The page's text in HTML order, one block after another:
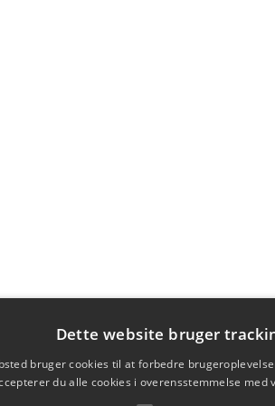
Dette website bruger
bruger cookies til at forbedre
du alle cookies i overensstemmelse med